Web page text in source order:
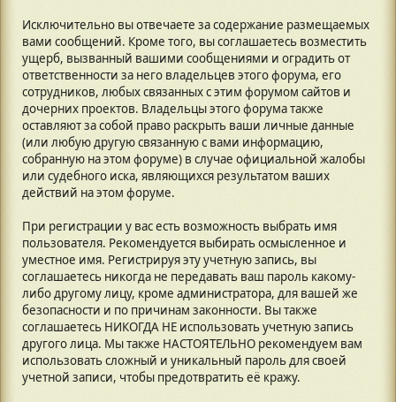
Исключительно вы отвечаете за содержание размещаемых
вами сообщений. Кроме того, вы соглашаетесь возместить
ущерб, вызванный вашими сообщениями и оградить от
ответственности за него владельцев этого форума, его
сотрудников, любых связанных с этим форумом сайтов и
дочерних проектов. Владельцы этого форума также
оставляют за собой право раскрыть ваши личные данные
(или любую другую связанную с вами информацию,
собранную на этом форуме) в случае официальной жалобы
или судебного иска, являющихся результатом ваших
действий на этом форуме.
При регистрации у вас есть возможность выбрать имя
пользователя. Рекомендуется выбирать осмысленное и
уместное имя. Регистрируя эту учетную запись, вы
соглашаетесь никогда не передавать ваш пароль какому-
либо другому лицу, кроме администратора, для вашей же
безопасности и по причинам законности. Вы также
соглашаетесь НИКОГДА НЕ использовать учетную запись
другого лица. Мы также НАСТОЯТЕЛЬНО рекомендуем вам
использовать сложный и уникальный пароль для своей
учетной записи, чтобы предотвратить её кражу.